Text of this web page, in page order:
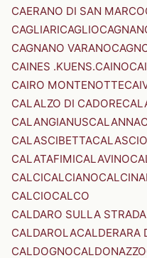
CAERANO DI SAN MARCO
CAGLIARICAGLIO
CAGNANO VARANO
CAINES .KUENS.CAINO
CAIRO MONTENOTTE
CALALZO DI CADORE
CALANGIANUSCALANNA
CALASCIBETTACALASCIO
CALATAFIMICALAVINO
CALCICALCIANO
CALCIOCALCO
CALDARO SULLA
CALDAROLACALDERARA
CALDOGNOCALDONAZZO